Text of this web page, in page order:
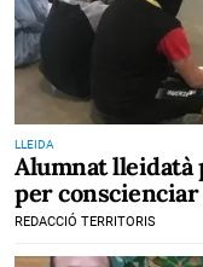
LLEIDA
Alumnat lleidatà
per
REDACCIÓ TERRITORIS